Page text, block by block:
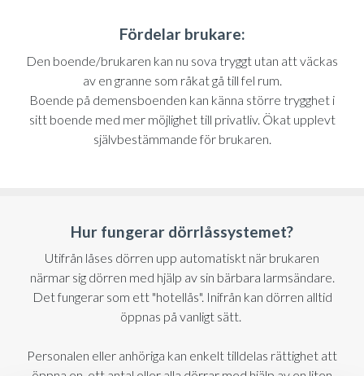
Fördelar brukare:
Den boende/brukaren kan nu sova tryggt utan att väckas
av en granne som råkat gå till fel rum.
Boende på demensboenden kan känna större trygghet i
sitt boende med mer möjlighet till privatliv. Ökat upplevt
självbestämmande för brukaren.
Hur fungerar dörrlåssystemet?
Utifrån låses dörren upp automatiskt när brukaren
närmar sig dörren med hjälp av sin bärbara larmsändare.
Det fungerar som ett "hotellås". Inifrån kan dörren alltid
öppnas på vanligt sätt.
Personalen eller anhöriga kan enkelt tilldelas rättighet att